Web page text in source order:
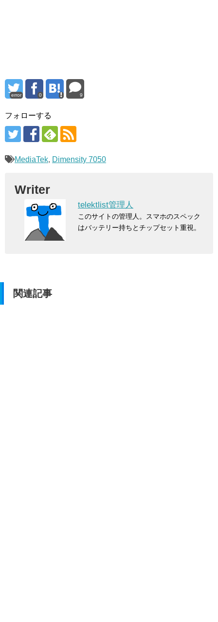
error 0 9
フォローする
MediaTek, Dimensity 7050
Writer
telektlist管理人
このサイトの管理人。スマホのスペック
はバッテリー持ちとチップセット重視。
関連記事